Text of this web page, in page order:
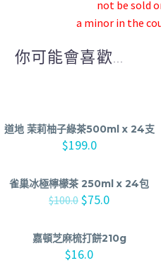
not be sold
a minor in the
你可能會喜歡...
道地 茉莉柚子綠茶500ml x 24支
$199.0
雀巢冰極檸檬茶 250ml x 24包
$100.0 $75.0
嘉頓芝麻梳打餅210g
$16.0